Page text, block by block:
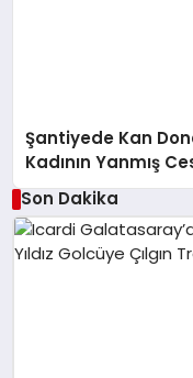
Şantiyede Kan
Kadının Yanmış
Akılalmaz İfade
Son Dakika